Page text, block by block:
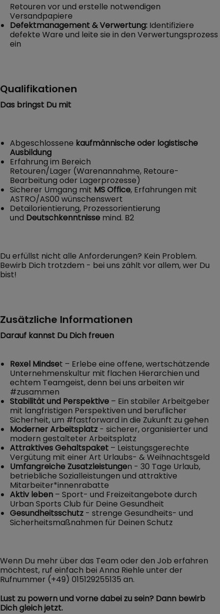
Retouren vor und erstelle notwendigen
Versandpapiere
Defektmanagement & Verwertung: Identifiziere
defekte Ware und leite sie in den Verwertungsprozess
ein
Qualifikationen
Das bringst Du mit
Abgeschlossene kaufmännische oder logistische
Ausbildung
Erfahrung im Bereich
Retouren/Lager (Warenannahme, Retoure-
Bearbeitung oder Lagerprozesse)
Sicherer Umgang mit MS Office, Erfahrungen mit
ASTRO/AS00 wünschenswert
Detailorientierung, Prozessorientierung
und Deutschkenntnisse mind. B2
Du erfüllst nicht alle Anforderungen? Kein Problem.
Bewirb Dich trotzdem - bei uns zählt vor allem, wer Du
bist!
Zusätzliche Informationen
Darauf kannst Du Dich freuen
Rexel Mindset – Erlebe eine offene, wertschätzende
Unternehmenskultur mit flachen Hierarchien und
echtem Teamgeist, denn bei uns arbeiten wir
#zusammen
Stabilität und Perspektive – Ein stabiler Arbeitgeber
mit langfristigen Perspektiven und beruflicher
Sicherheit, um #fastforward in die Zukunft zu gehen
Moderner Arbeitsplatz - sicherer, organisierter und
modern gestalteter Arbeitsplatz
Attraktives Gehaltspaket – Leistungsgerechte
Vergütung mit einer Art Urlaubs- & Weihnachtsgeld
Umfangreiche Zusatzleistungen - 30 Tage Urlaub,
betriebliche Sozialleistungen und attraktive
Mitarbeiter*innenrabatte
Aktiv leben – Sport- und Freizeitangebote durch
Urban Sports Club für Deine Gesundheit
Gesundheitsschutz - strenge Gesundheits- und
Sicherheitsmaßnahmen für Deinen Schutz
Wenn Du mehr über das Team oder den Job erfahren
möchtest, ruf einfach bei Anna Riehle unter der
Rufnummer (+49) 015129255135 an.
Lust zu powern und vorne dabei zu sein? Dann bewirb
Dich gleich jetzt.